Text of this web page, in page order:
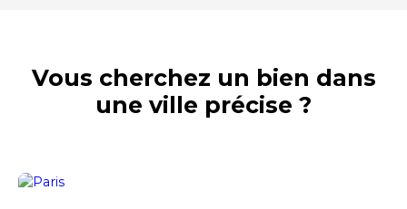
Vous cherchez un bien dans
une ville précise ?